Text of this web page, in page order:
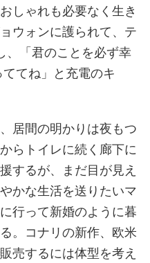
しゃれも必要なく生き
ウォンに護られて、テ
、「君のことを必ず幸
てね」と充電のキ
居間の明かりは夜もつ
らトイレに続く廊下に
するが、まだ目が見え
かな生活を送りたいマ
行って新婚のように暮
。コナリの新作、欧米
売するには体型を考え